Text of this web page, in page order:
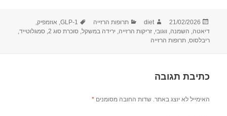
פורסם
בתאריך
21/02/2026 מחבר
diet קטגוריות
תרופות הרזייה תגיות
GLP-1 אוזמפיק
דיאטה השמנה ווגובי ,זריקות הרזייה ירידה במשקל ,סוכרת סוג 2 ,סמגלוטייד
ריבלסוס ,תרופות הרזייה
כתיבת תגובה
האימייל לא יוצג באתר. שדות החובה מסומנים*